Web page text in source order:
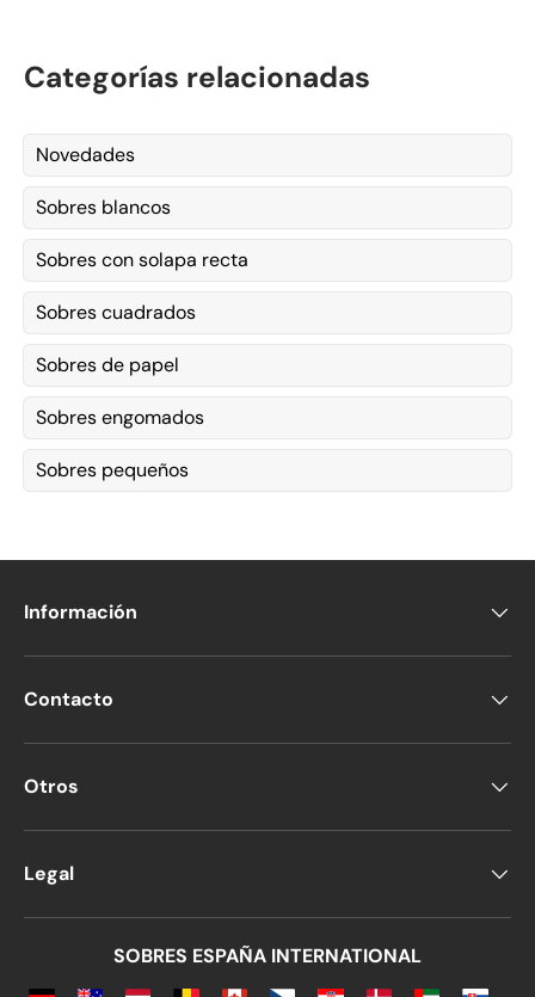
Categorías relacionadas
Novedades
Sobres blancos
Sobres con solapa recta
Sobres cuadrados
Sobres de papel
Sobres engomados
Sobres pequeños
Información
Contacto
Otros
Legal
SOBRES ESPAÑA INTERNATIONAL